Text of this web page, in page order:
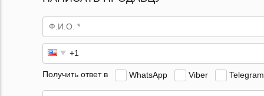
Получить ответ в WhatsApp Viber Telegram